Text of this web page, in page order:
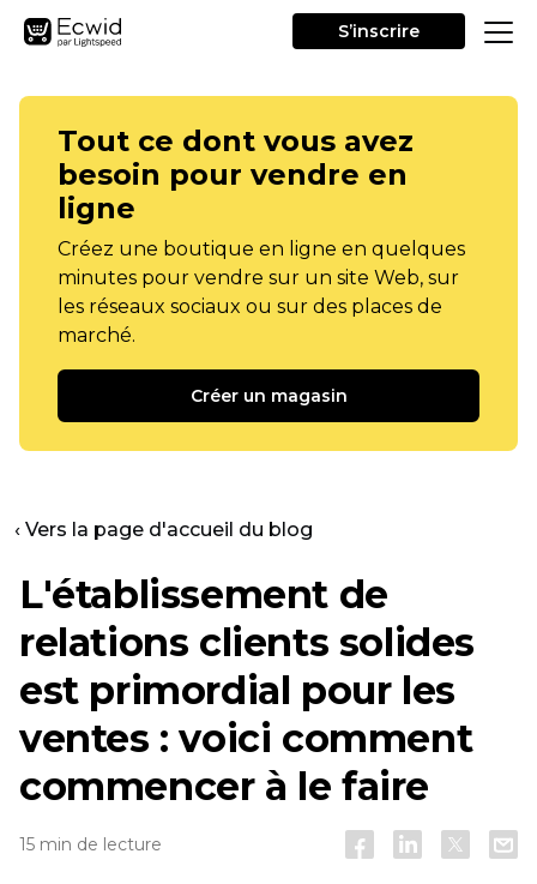
S’inscrire
Tout ce dont vous avez
besoin pour vendre en
ligne
Créez une boutique en ligne en quelques
minutes pour vendre sur un site Web, sur
les réseaux sociaux ou sur des places de
marché.
Créer un magasin
‹ Vers la page d'accueil du blog
L'établissement de
relations clients solides
est primordial pour les
ventes : voici comment
commencer à le faire
15 min de lecture